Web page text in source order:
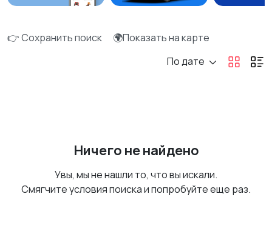
👉 Сохранить поиск
🌍Показать на карте
По дате
Ничего не найдено
Увы, мы не нашли то, что вы искали.
Смягчите условия поиска и попробуйте еще раз.